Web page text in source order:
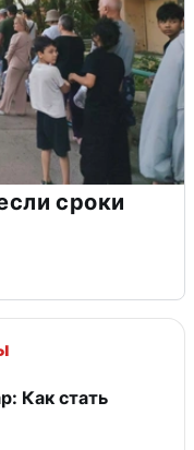
сроки
Как стать